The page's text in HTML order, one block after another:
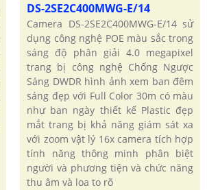
DS-2SE2C400MWG-E/14
Camera DS-2SE2C400MWG-E/14 sử
dụng công nghệ POE màu sắc trong
sáng độ phân giải 4.0 megapixel
trang bị công nghệ Chống Ngược
Sáng DWDR hình ảnh xem ban đêm
sáng đẹp với Full Color 30m có màu
như ban ngày thiết kế Plastic đẹp
mắt trang bị khả năng giám sát xa
với zoom vật lý 16x camera tích hợp
tính năng thông minh phân biệt
người và phương tiện và chức năng
thu âm và loa to rõ